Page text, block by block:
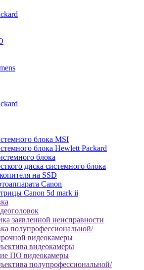
блока MSI
блока Hewlett Packard
блока
диска системного блока
на SSD
Canon
Canon 5d mark ii
заявленной неисправности
полупрофессиональной/
видеокамеры
видеокамеры
ПО видеокамеры
полупрофессиональной/